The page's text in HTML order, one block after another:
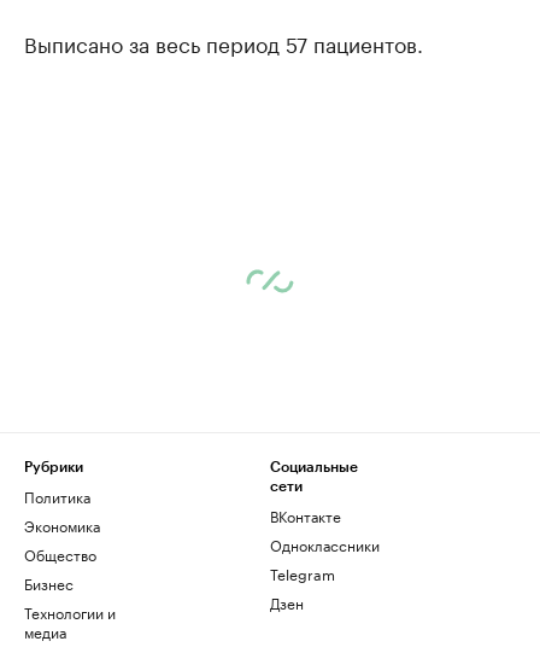
Выписано за весь период 57 пациентов.
Рубрики
Политика
Экономика
Общество
Бизнес
Технологии и
медиа
Социальные
сети
ВКонтакте
Одноклассники
Telegram
Дзен